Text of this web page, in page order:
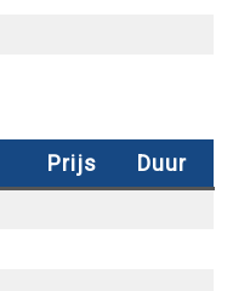
Prijs Duur